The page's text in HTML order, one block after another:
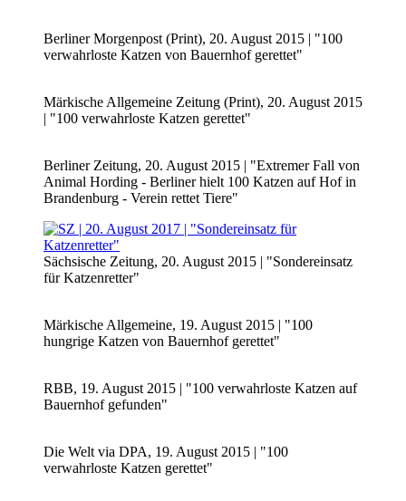
Berliner Morgenpost (Print), 20. August 2015 | "100
verwahrloste Katzen von Bauernhof gerettet"
Märkische Allgemeine Zeitung (Print), 20. August 2015
| "100 verwahrloste Katzen gerettet"
Berliner Zeitung, 20. August 2015 | "Extremer Fall von
Animal Hording - Berliner hielt 100 Katzen auf Hof in
Brandenburg - Verein rettet Tiere"
Sächsische Zeitung, 20. August 2015 | "Sondereinsatz
für Katzenretter"
Märkische Allgemeine, 19. August 2015 | "100
hungrige Katzen von Bauernhof gerettet"
RBB, 19. August 2015 | "100 verwahrloste Katzen auf
Bauernhof gefunden"
Die Welt via DPA, 19. August 2015 | "100
verwahrloste Katzen gerettet"